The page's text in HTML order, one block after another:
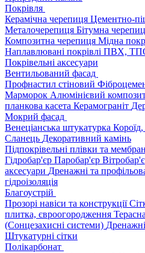
Покрівля
Керамічна черепиця Цементно-
Металочерепиця Бітумна
Композитна черепиця Мідна
Наплавлювані покрівлі ПВХ,
Покрівельні аксесуари
Вентильований фасад
Профнастил стіновий
Марморок Алюмінієвий
планкова касета Керамограніт
Мокрий фасад
Венеціанська штукатурка
Сланець Декоративний камінь
Підпокрівельні плівки та
Гідробар'єр Паробар'єр
аксесуари Дренажні та
гідроізоляція
Благоустрій
Прозорі навіси та конструкції
плитка, євроогородження
(Сонцезахисні системи)
Штукатурні сітки
Полікарбонат